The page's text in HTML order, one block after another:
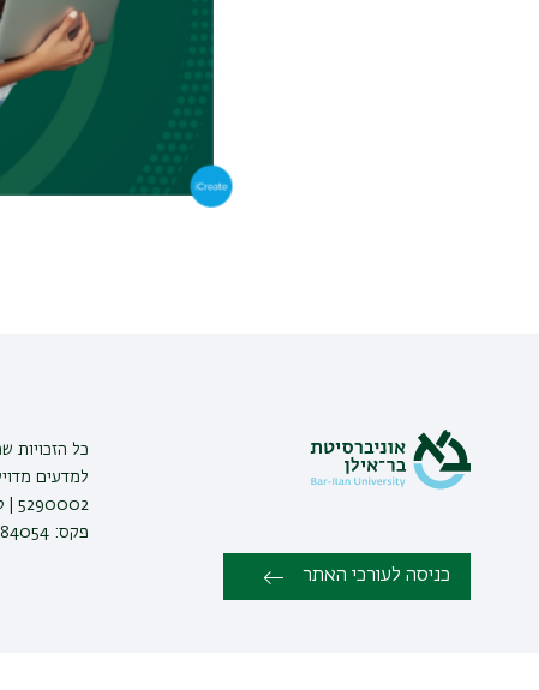
כניסה לעורכי האתר
כל הזכויות
למדעים
פקס: 03-7384054 |